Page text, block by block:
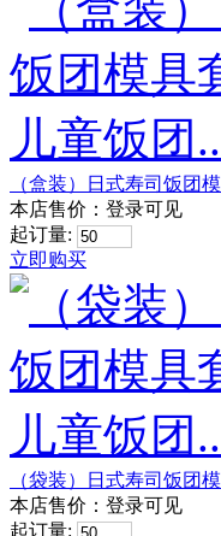
（盒装）日式寿司饭团
本店售价： 登录可见
起订量:
立即购买
（袋装）日式寿司饭团
本店售价： 登录可见
起订量: